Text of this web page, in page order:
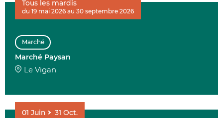
Marché
Marché Paysan
Le Vigan
Tous les mardis
du 19 mai 2026 au 30 septembre 2026
01 Juin 31 Oct.